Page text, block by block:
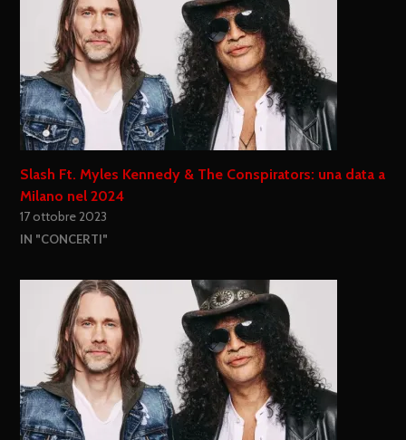
Slash Ft. Myles Kennedy & The Conspirators: una data a
Milano nel 2024
17 ottobre 2023
IN "CONCERTI"